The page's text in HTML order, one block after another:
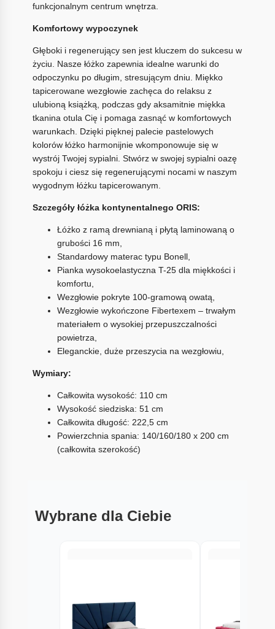
funkcjonalnym centrum wnętrza.
Komfortowy wypoczynek
Głęboki i regenerujący sen jest kluczem do sukcesu w
życiu. Nasze łóżko zapewnia idealne warunki do
odpoczynku po długim, stresującym dniu. Miękko
tapicerowane wezgłowie zachęca do relaksu z
ulubioną książką, podczas gdy aksamitnie miękka
tkanina otula Cię i pomaga zasnąć w komfortowych
warunkach. Dzięki pięknej palecie pastelowych
kolorów łóżko harmonijnie wkomponowuje się w
wystrój Twojej sypialni. Stwórz w swojej sypialni oazę
spokoju i ciesz się regenerującymi nocami w naszym
wygodnym łóżku tapicerowanym.
Szczegóły łóżka kontynentalnego ORIS:
Łóżko z ramą drewnianą i płytą laminowaną o
grubości 16 mm,
Standardowy materac typu Bonell,
Pianka wysokoelastyczna T-25 dla miękkości i
komfortu,
Wezgłowie pokryte 100-gramową owatą,
Wezgłowie wykończone Fibertexem – trwałym
materiałem o wysokiej przepuszczalności
powietrza,
Eleganckie, duże przeszycia na wezgłowiu,
Wymiary:
Całkowita wysokość: 110 cm
Wysokość siedziska: 51 cm
Całkowita długość: 222,5 cm
Powierzchnia spania: 140/160/180 x 200 cm
(całkowita szerokość)
Wybrane dla Ciebie